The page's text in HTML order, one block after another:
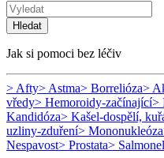
Hledat
Jak si pomoci bez léčiv
> Afty> Astma> Borrelióza>
vředy> Hemoroidy-začínající>
Kandidóza> Kašel-dospělí,
uzliny-zduření> Mononukleóza
Nespavost> Prostata>